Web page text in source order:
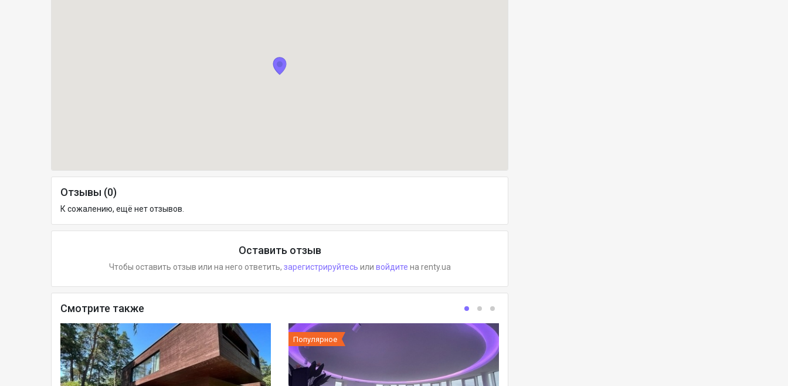
Отзывы (0)
К сожалению, ещё нет отзывов.
Оставить отзыв
Чтобы оставить отзыв или на него ответить, зарегистрируйтесь или войдите на renty.ua
Смотрите также
Популярное